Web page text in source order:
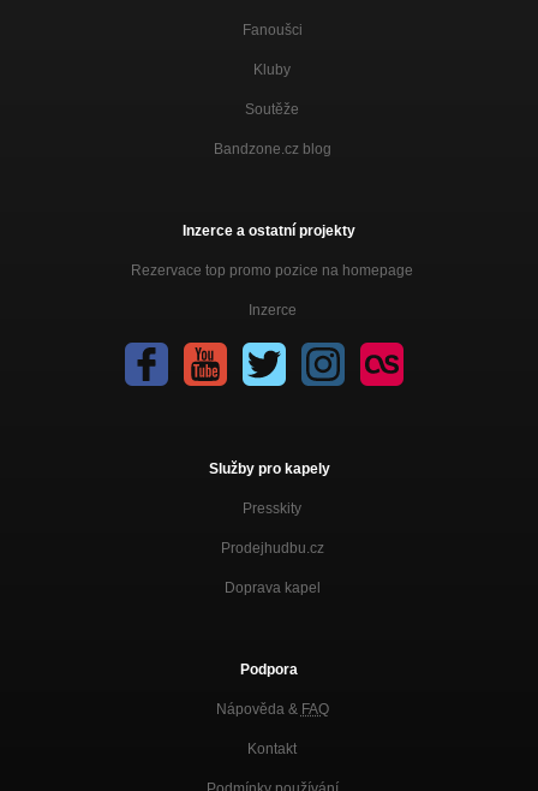
Fanoušci
Kluby
Soutěže
Bandzone.cz blog
Inzerce a ostatní projekty
Rezervace top promo pozice na homepage
Inzerce
Služby pro kapely
Presskity
Prodejhudbu.cz
Doprava kapel
Podpora
Nápověda & FAQ
Kontakt